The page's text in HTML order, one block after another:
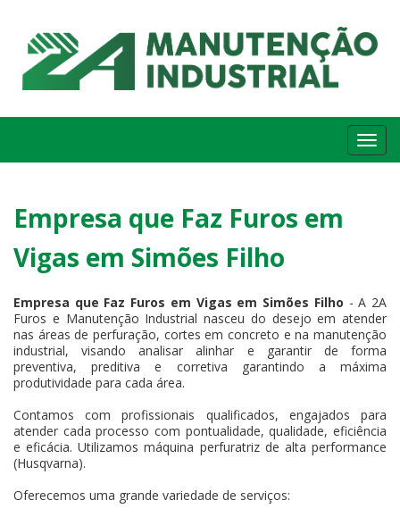
Empresa que Faz Furos em
Vigas em Simões Filho
Empresa que Faz Furos em Vigas em Simões Filho - A 2A
Furos e Manutenção Industrial nasceu do desejo em atender
nas áreas de perfuração, cortes em concreto e na manutenção
industrial, visando analisar alinhar e garantir de forma
preventiva, preditiva e corretiva garantindo a máxima
produtividade para cada área.
Contamos com profissionais qualificados, engajados para
atender cada processo com pontualidade, qualidade, eficiência
e eficácia. Utilizamos máquina perfuratriz de alta performance
(Husqvarna).
Oferecemos uma grande variedade de serviços: